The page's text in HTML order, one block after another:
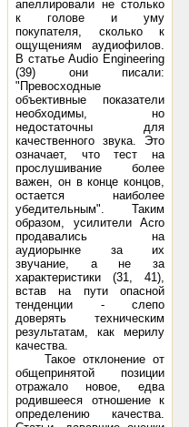
апеллировали не столько
к голове и уму
покупателя, сколько к
ощущениям аудиофилов.
В статье Audio Engineering
(39) они писали:
"Превосходные
объективные показатели
необходимы, но
недостаточны для
качественного звука. Это
означает, что тест на
прослушивание более
важен, он в конце концов,
остается наиболее
убедительным". Таким
образом, усилители Асrо
продавались на
аудиорынке за их
звучание, а не за
характеристики (31, 41),
встав на пути опасной
тенденции - слепо
доверять техническим
результатам, как мерилу
качества.
Такое отклонение от
общепринятой позиции
отражало новое, едва
родившееся отношение к
определению качества.